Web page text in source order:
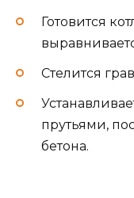
Готовится
Стелится
прутьями,
бетона.